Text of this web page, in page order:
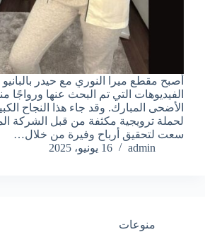
أصبح مقطع ميرا النوري مع حيدر بالبانيو
الفيديوهات التي تم البحث عنها ورواجًا
الأضحى المبارك. وقد جاء هذا النجاح
لحملة ترويجية مكثفة من قبل الشركة
سعت لتحقيق أرباح وفيرة من خلال…
admin
16 يونيو، 2025
منوعات